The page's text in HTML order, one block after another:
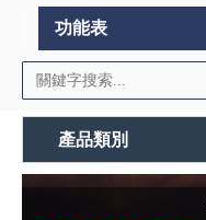
功能表
產品類別